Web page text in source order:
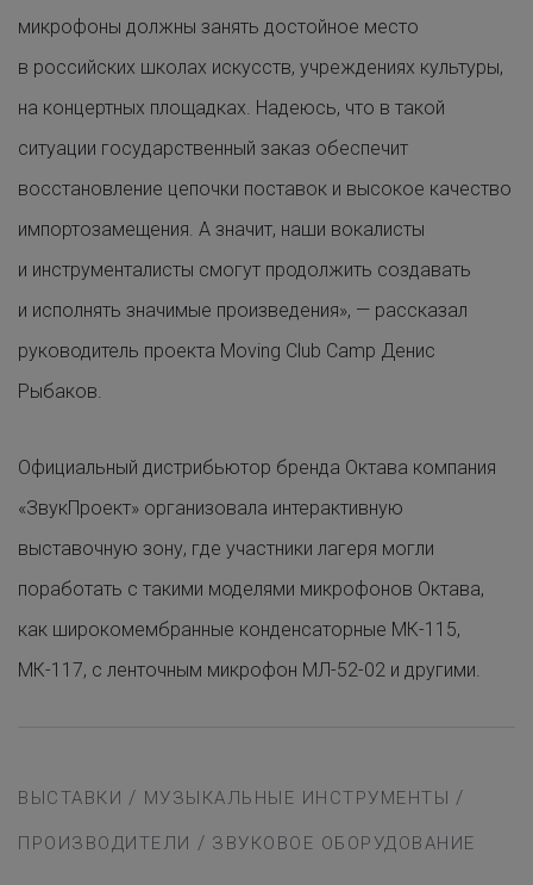
микрофоны должны занять достойное место
в российских школах искусств, учреждениях культуры,
на концертных площадках. Надеюсь, что в такой
ситуации государственный заказ обеспечит
восстановление цепочки поставок и высокое качество
импортозамещения. А значит, наши вокалисты
и инструменталисты смогут продолжить создавать
и исполнять значимые произведения», — рассказал
руководитель проекта Moving Club Camp Денис
Рыбаков.
Официальный дистрибьютор бренда Октава компания
«ЗвукПроект» организовала интерактивную
выставочную зону, где участники лагеря могли
поработать с такими моделями микрофонов Октава,
как широкомембранные конденсаторные МК-115,
МК-117, c ленточным микрофон МЛ-52-02 и другими.
ВЫСТАВКИ / МУЗЫКАЛЬНЫЕ ИНСТРУМЕНТЫ /
ПРОИЗВОДИТЕЛИ / ЗВУКОВОЕ ОБОРУДОВАНИЕ